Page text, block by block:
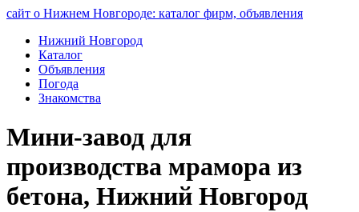
сайт о Нижнем Новгороде: каталог фирм, объявления
Нижний Новгород
Каталог
Объявления
Погода
Знакомства
Мини-завод для
производства мрамора из
бетона, Нижний Новгород